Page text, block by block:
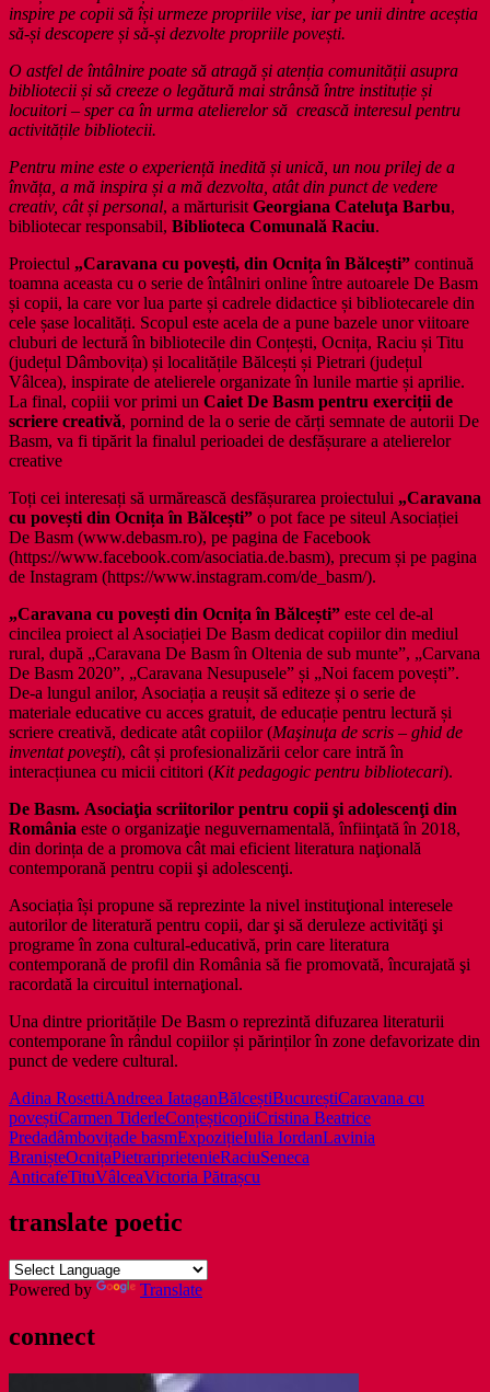
inspire pe copii să își urmeze propriile vise, iar pe unii dintre aceștia
să-și descopere și să-și dezvolte propriile povești.
O astfel de întâlnire poate să atragă și atenția comunității asupra
bibliotecii și să creeze o legătură mai strânsă între instituție și
locuitori – sper ca în urma atelierelor să crească interesul pentru
activitățile bibliotecii.
Pentru mine este o experiență inedită și unică, un nou prilej de a
învăța, a mă inspira și a mă dezvolta, atât din punct de vedere
creativ, cât și personal, a mărturisit Georgiana Cateluţa Barbu,
bibliotecar responsabil, Biblioteca Comunală Raciu.
Proiectul „Caravana cu povești, din Ocnița în Bălcești” continuă
toamna aceasta cu o serie de întâlniri online între autoarele De Basm
și copii, la care vor lua parte și cadrele didactice și bibliotecarele din
cele șase localități. Scopul este acela de a pune bazele unor viitoare
cluburi de lectură în bibliotecile din Conțești, Ocnița, Raciu și Titu
(județul Dâmbovița) și localitățile Bălcești și Pietrari (județul
Vâlcea), inspirate de atelierele organizate în lunile martie și aprilie.
La final, copiii vor primi un Caiet De Basm pentru exerciții de
scriere creativă, pornind de la o serie de cărți semnate de autorii De
Basm, va fi tipărit la finalul perioadei de desfășurare a atelierelor
creative
Toți cei interesați să urmărească desfășurarea proiectului „Caravana
cu povești din Ocnița în Bălcești” o pot face pe siteul Asociației
De Basm (www.debasm.ro), pe pagina de Facebook
(https://www.facebook.com/asociatia.de.basm), precum și pe pagina
de Instagram (https://www.instagram.com/de_basm/).
„Caravana cu povești din Ocnița în Bălcești” este cel de-al
cincilea proiect al Asociației De Basm dedicat copiilor din mediul
rural, după „Caravana De Basm în Oltenia de sub munte”, „Carvana
De Basm 2020”, „Caravana Nesupusele” și „Noi facem povești”.
De-a lungul anilor, Asociația a reușit să editeze și o serie de
materiale educative cu acces gratuit, de educație pentru lectură și
scriere creativă, dedicate atât copiilor (Maşinuţa de scris – ghid de
inventat poveşti), cât și profesionalizării celor care intră în
interacțiunea cu micii cititori (Kit pedagogic pentru bibliotecari).
De Basm. Asociaţia scriitorilor pentru copii şi adolescenţi din
România este o organizaţie neguvernamentală, înfiinţată în 2018,
din dorința de a promova cât mai eficient literatura naţională
contemporană pentru copii şi adolescenţi.
Asociația își propune să reprezinte la nivel instituţional interesele
autorilor de literatură pentru copii, dar şi să deruleze activităţi şi
programe în zona cultural-educativă, prin care literatura
contemporană de profil din România să fie promovată, încurajată şi
racordată la circuitul internaţional.
Una dintre prioritățile De Basm o reprezintă difuzarea literaturii
contemporane în rândul copiilor și părinților în zone defavorizate din
punct de vedere cultural.
Adina RosettiAndreea IataganBălceștiBucureștiCaravana cu
poveștiCarmen TiderleConțeșticopiiCristina Beatrice
Predadâmbovițade basmExpozițieIulia IordanLavinia
BranișteOcnițaPietrariprietenieRaciuSeneca
AnticafeTituVâlceaVictoria Pătrașcu
translate poetic
Powered by Translate
connect